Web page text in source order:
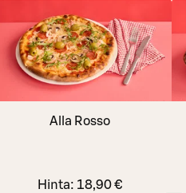
Alla Rosso
Hinta: 18,90 €